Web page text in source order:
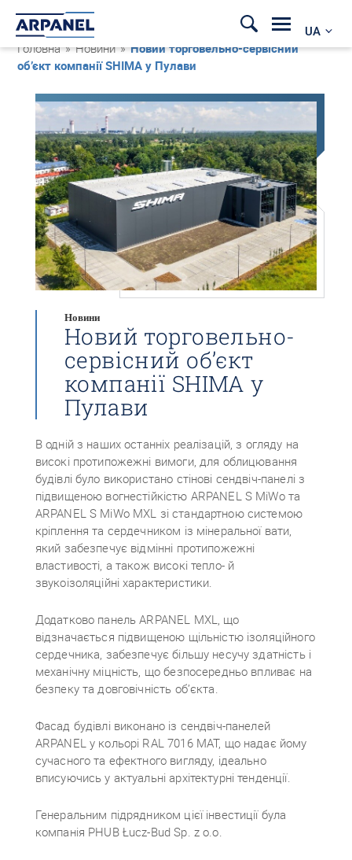
UA
Головна » Новини »Новий торговельно-сервісний
об’єкт компанії SHIMA у Пулави
Новини
Новий торговельно-
сервісний об’єкт
компанії SHIMA у
Пулави
В одній з наших останніх реалізацій, з огляду на
високі протипожежні вимоги, для облицювання
будівлі було використано стінові сендвіч-панелі з
підвищеною вогнестійкістю ARPANEL S MiWo та
ARPANEL S MiWo MXL зі стандартною системою
кріплення та сердечником із мінеральної вати,
який забезпечує відмінні протипожежні
властивості, а також високі тепло- й
звукоізоляційні характеристики.
Додатково панель ARPANEL MXL, що
відзначається підвищеною щільністю ізоляційного
сердечника, забезпечує більшу несучу здатність і
механічну міцність, що безпосередньо впливає на
безпеку та довговічність об’єкта.
Фасад будівлі виконано із сендвіч-панелей
ARPANEL у кольорі RAL 7016 MAT, що надає йому
сучасного та ефектного вигляду, ідеально
вписуючись у актуальні архітектурні тенденції.
Генеральним підрядником цієї інвестиції була
компанія PHUB Łucz-Bud Sp. z o.o.